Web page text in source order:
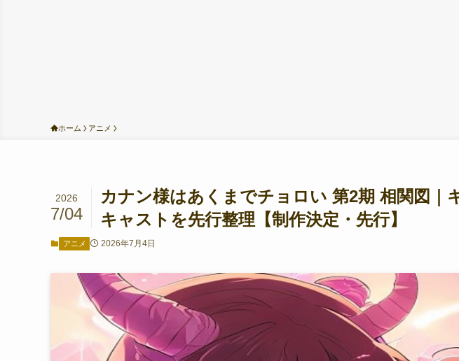
ホーム アニメ
カナン様はあくまでチョロい 第2期 相関図｜
キャストを先行整理【制作決定・先行】
2026
7/04
アニメ 2026年7月4日